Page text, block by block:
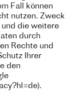
Fall können
nutzen. Zweck
und die weitere
durch
Rechte und
Ihrer
den